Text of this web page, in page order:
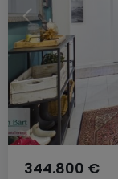
344.800 €